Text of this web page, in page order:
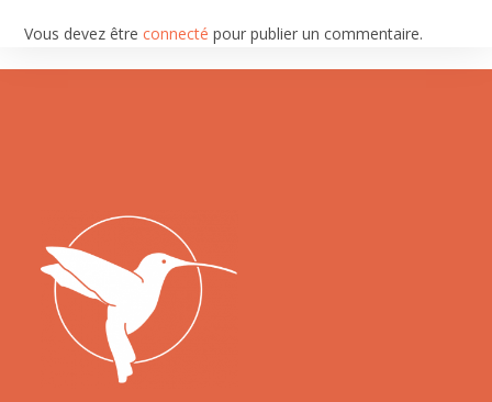
Vous devez êtreconnecté pour publier un commentaire.